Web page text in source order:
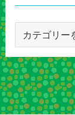
ゴ
リ
ー